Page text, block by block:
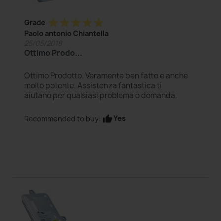
Grade star star star star star
Paolo antonio Chiantella
Ottimo Prodo...
Ottimo Prodotto. Veramente ben fatto e anche
molto potente. Assistenza fantastica ti
aiutano per qualsiasi problema o domanda.
Recommended to buy: thumb_upYes